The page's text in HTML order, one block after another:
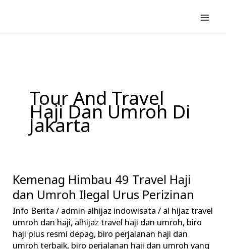
konten
Tour And Travel
Haji Dan Umroh Di
Jakarta
Kemenag Himbau 49 Travel Haji
dan Umroh Ilegal Urus Perizinan
Info Berita / admin alhijaz indowisata/ al hijaz travel
umroh dan haji, alhijaz travel haji dan umroh, biro
haji plus resmi depag, biro perjalanan haji dan
umroh terbaik, biro perjalanan haji dan umroh yang
Kemenag
Himbau
49
Travel
Haji